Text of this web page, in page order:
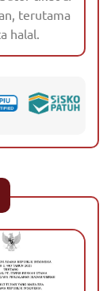
terutama
halal.